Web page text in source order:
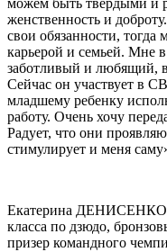
можем быть твердыми и
женственность и
свои обязанности,
карьерой и семьей. Мне
заботливый и любящий,
Сейчас он участвует в
младшему ребенку
работу. Очень хочу
Радует, что они
стимулирует и меня
Екатерина
класса по дзюдо,
призер командного